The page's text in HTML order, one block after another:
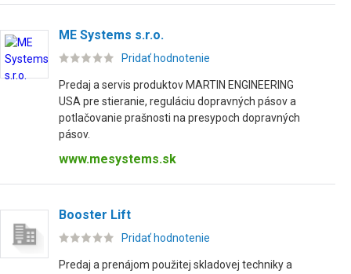
ME Systems s.r.o.
Pridať hodnotenie
Predaj a servis produktov MARTIN ENGINEERING
USA pre stieranie, reguláciu dopravných pásov a
potlačovanie prašnosti na presypoch dopravných
pásov.
www.mesystems.sk
Booster Lift
Pridať hodnotenie
Predaj a prenájom použitej skladovej techniky a